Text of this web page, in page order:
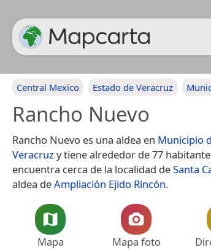
Central Mexico Estado de Veracruz
Rancho Nuevo
Rancho Nuevo es una aldea en Municipio
Veracruzy tiene alrededor de 77
encuentra cerca de la localidad deSanta
aldea deAmpliación Ejido Rincón.
Mapa Mapa foto